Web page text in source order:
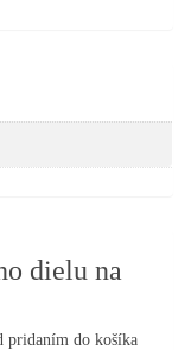
dielu na
pridaním do košíka